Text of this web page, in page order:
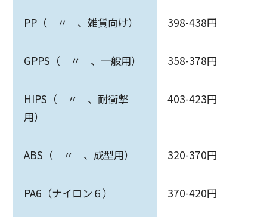
PP（ 〃 、雑貨向け） 398-438円
GPPS（ 〃 、一般用） 358-378円
HIPS（ 〃 、耐衝撃
用）
403-423円
ABS（ 〃 、成型用） 320-370円
PA6（ナイロン６） 370-420円